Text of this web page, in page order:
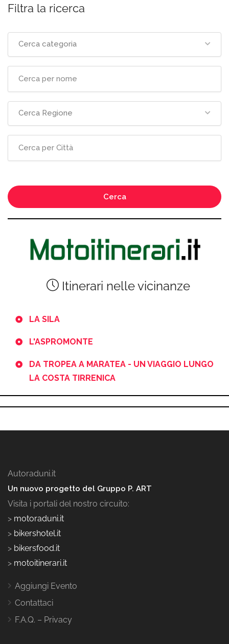
Filtra la ricerca
Cerca categoria
Cerca Regione
Cerca
Itinerari nelle vicinanze
LA SILA
L'ASPROMONTE
DA TROPEA A MARATEA - UN VIAGGIO LUNGO
LA COSTA TIRRENICA
Autoraduni.it
Un nuovo progetto del Gruppo P. ART
Visita i portali del nostro circuito:
> motoraduni.it
> bikershotel.it
> bikersfood.it
> motoitinerari.it
Aggiungi Evento
Contattaci
F.A.Q. – Privacy